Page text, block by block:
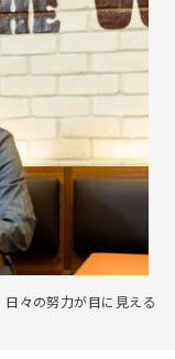
々の努力が目に見える